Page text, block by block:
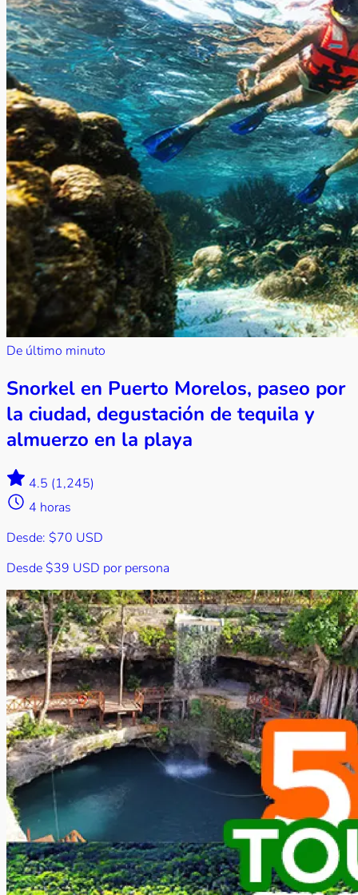
De último minuto
Snorkel en Puerto Morelos, paseo por
la ciudad, degustación de tequila y
almuerzo en la playa
4.5 (1,245)
4 horas
Desde: $70 USD
Desde $39 USD por persona